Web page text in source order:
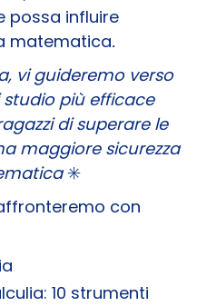
possa influire
matematica.
vi guideremo verso
più efficace
di superare le
maggiore sicurezza
✳️
con
10 strumenti